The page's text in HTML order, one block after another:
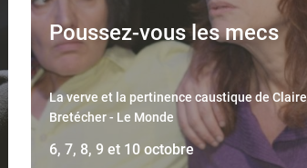
Poussez-vous les mecs
La verve et la pertinence caustique de Claire
Bretécher - Le Monde
6, 7, 8, 9 et 10 octobre